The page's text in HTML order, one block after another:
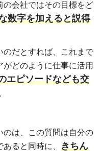
の会社ではその目標をど
数字を加えると説得
のだとすれば、これまで
どのように仕事に活用
エピソードなども交
のは、この質問は自分の
ると同時に、 きちん